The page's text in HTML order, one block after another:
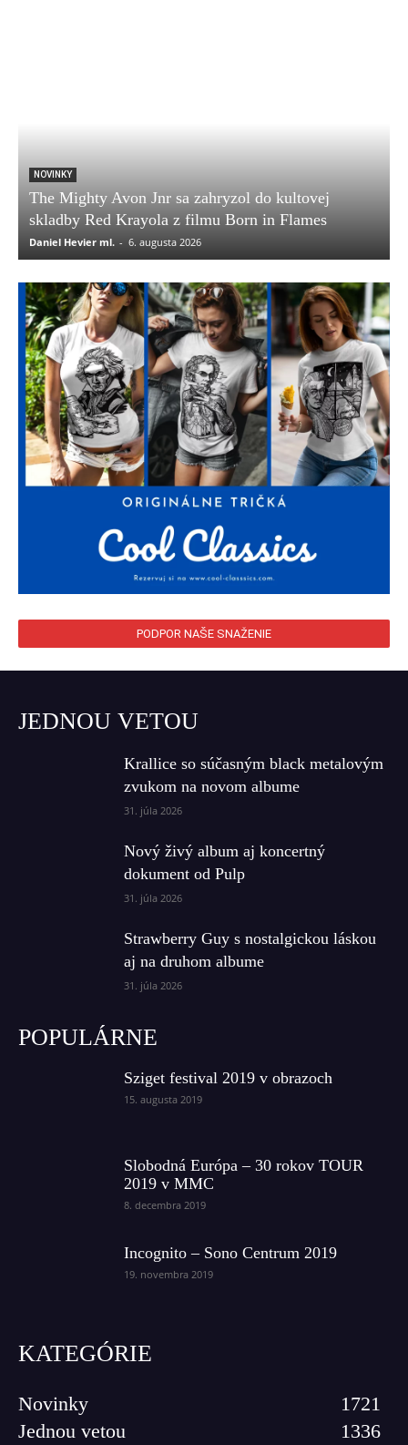
NOVINKY
The Mighty Avon Jnr sa zahryzol do kultovej
skladby Red Krayola z filmu Born in Flames
Daniel Hevier ml. - 6. augusta 2026
PODPOR NAŠE SNAŽENIE
JEDNOU VETOU
Krallice so súčasným black metalovým
zvukom na novom albume
31. júla 2026
Nový živý album aj koncertný
dokument od Pulp
31. júla 2026
Strawberry Guy s nostalgickou láskou
aj na druhom albume
31. júla 2026
POPULÁRNE
Sziget festival 2019 v obrazoch
15. augusta 2019
Slobodná Európa – 30 rokov TOUR
2019 v MMC
8. decembra 2019
Incognito – Sono Centrum 2019
19. novembra 2019
KATEGÓRIE
Novinky
1721
Jednou vetou
1336